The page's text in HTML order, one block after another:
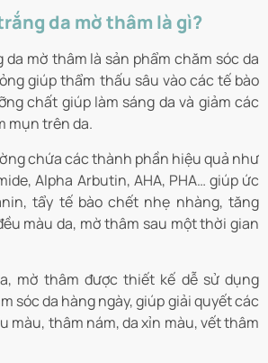
da mờ thâm là gì?
mờ thâm là sản phẩm chăm sóc da
giúp thẩm thấu sâu vào các tế bào
chất giúp làm sáng da và giảm các
mụn trên da.
chứa các thành phần hiệu quả như
Alpha Arbutin, AHA, PHA… giúp ức
tẩy tế bào chết nhẹ nhàng, tăng
màu da, mờ thâm sau một thời gian
mờ thâm được thiết kế dễ sử dụng
sóc da hàng ngày, giúp giải quyết các
màu, thâm nám, da xỉn màu, vết thâm